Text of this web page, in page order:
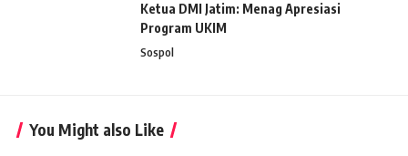
Ketua DMI Jatim: Menag Apresiasi
Program UKIM
Sospol
You Might also Like